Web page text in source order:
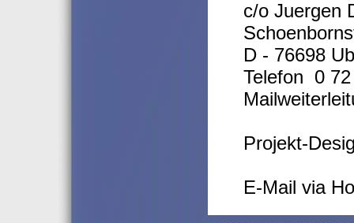
c/o Juergen
D - 76698
Telefon 0
Projekt-
E-Mail via